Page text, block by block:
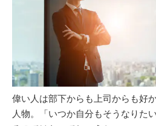
偉い人は部下からも上司からも好
人物。「いつか自分もそうなりた